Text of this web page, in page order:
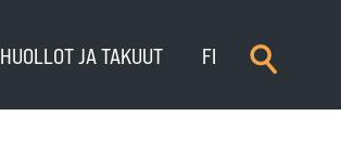
HUOLLOT JA TAKUUT FI